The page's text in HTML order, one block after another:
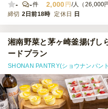
-
-件 2,000 円 /人（26,000
締切 2日前18時 定休日 日
湘南野菜と茅ヶ崎釜揚げし
ードプラン
SHONAN PANTRY(ショウナンパン